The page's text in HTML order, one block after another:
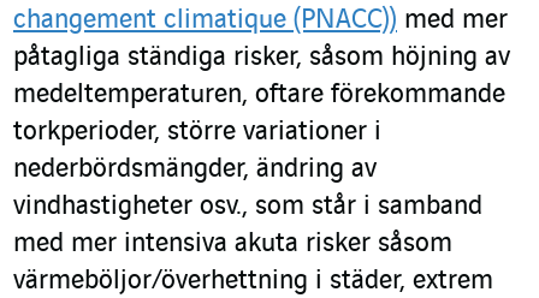
changement climatique (PNACC)) med mer
påtagliga ständiga risker, såsom höjning av
medeltemperaturen, oftare förekommande
torkperioder, större variationer i
nederbördsmängder, ändring av
vindhastigheter osv., som står i samband
med mer intensiva akuta risker såsom
värmeböljor/överhettning i städer, extrem